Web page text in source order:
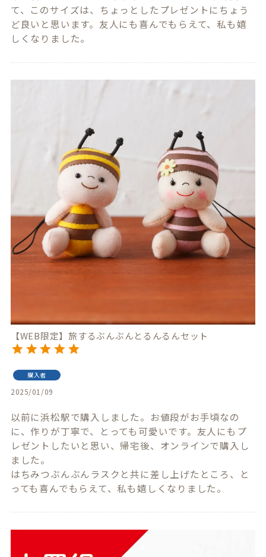
て、このサイズは、ちょっとしたプレゼントにちょう
ど良いと思います。友人にも喜んでもらえて、私も嬉
しくなりました。
【WEB限定】旅するぶんぶんとるんるんセット
購入者
2025/01/09
以前に浜松駅で購入しました。お値段がお手頃なの
に、作りが丁寧で、とっても可愛いです。友人にもプ
レゼントしたいと思い、帰宅後、オンラインで購入し
ました。
はちみつぶんぶんラスクと共に差し上げたところ、と
っても喜んでもらえて、私も嬉しくなりました。